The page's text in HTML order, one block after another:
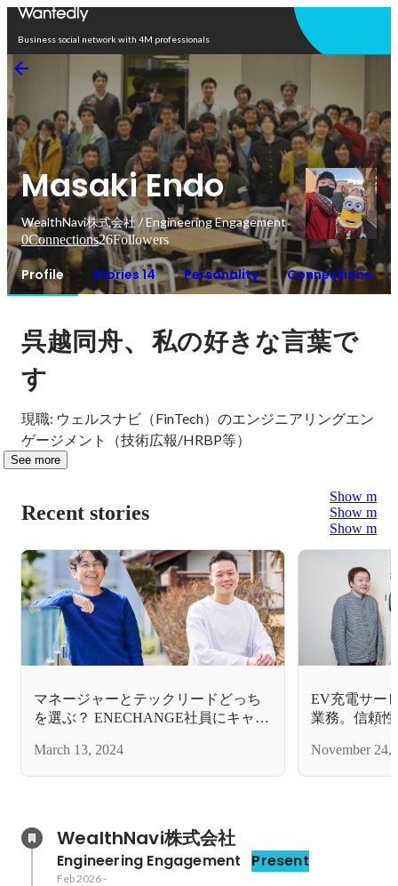
Business social network with 4M professionals
Masaki Endo
WealthNavi株式会社 / Engineering Engagement
0Connections26Followers
Profile Stories 14 Personality Connections
呉越同舟、 私の好きな言葉で
す
現職: ウェルスナビ（FinTech）のエンジニアリングエン
ゲージメント（技術広報/HRBP等）
See more
Recent stories
Show more
Show more
Show more
マネージャーとテックリードどっち
を選ぶ？ ENECHANGE社員にキャリ
March 13, 2024
EV充電サー
業務。信頼
November 24,
WealthNavi株式会社
Engineering Engagement Present
Feb 2026-